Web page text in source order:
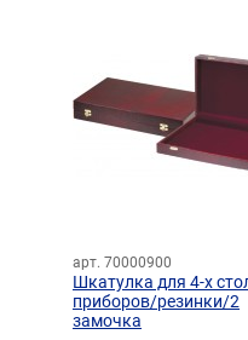
арт. 70000900
Шкатулка для 4-х
приборов/резинки/2
замочка